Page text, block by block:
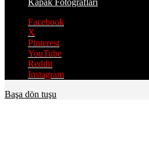
Facebook
X
Pinterest
YouTube
Reddit
Instagram
Başa dön tuşu